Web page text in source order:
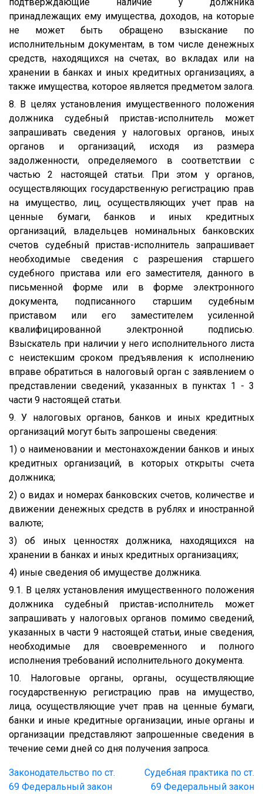
принадлежащих ему имущества, доходов, на которые
не может быть обращено взыскание по
исполнительным документам, в том числе денежных
средств, находящихся на счетах, во вкладах или на
хранении в банках и иных кредитных организациях, а
также имущества, которое является предметом залога.
8. В целях установления имущественного положения
должника судебный пристав-исполнитель может
запрашивать сведения у налоговых органов, иных
органов и организаций, исходя из размера
задолженности, определяемого в соответствии с
частью 2 настоящей статьи. При этом у органов,
осуществляющих государственную регистрацию прав
на имущество, лиц, осуществляющих учет прав на
ценные бумаги, банков и иных кредитных
организаций, владельцев номинальных банковских
счетов судебный пристав-исполнитель запрашивает
необходимые сведения с разрешения старшего
судебного пристава или его заместителя, данного в
письменной форме или в форме электронного
документа, подписанного старшим судебным
приставом или его заместителем усиленной
квалифицированной электронной подписью.
Взыскатель при наличии у него исполнительного листа
с неистекшим сроком предъявления к исполнению
вправе обратиться в налоговый орган с заявлением о
представлении сведений, указанных в пунктах 1 - 3
части 9 настоящей статьи.
9. У налоговых органов, банков и иных кредитных
организаций могут быть запрошены сведения:
1) о наименовании и местонахождении банков и иных
кредитных организаций, в которых открыты счета
должника;
2) о видах и номерах банковских счетов, количестве и
движении денежных средств в рублях и иностранной
валюте;
3) об иных ценностях должника, находящихся на
хранении в банках и иных кредитных организациях;
4) иные сведения об имуществе должника.
9.1. В целях установления имущественного положения
должника судебный пристав-исполнитель может
запрашивать у налоговых органов помимо сведений,
указанных в части 9 настоящей статьи, иные сведения,
необходимые для своевременного и полного
исполнения требований исполнительного документа.
10. Налоговые органы, органы, осуществляющие
государственную регистрацию прав на имущество,
лица, осуществляющие учет прав на ценные бумаги,
банки и иные кредитные организации, иные органы и
организации представляют запрошенные сведения в
течение семи дней со дня получения запроса.
Законодательство по ст.
69 Федеральный закон
Судебная практика по ст.
69 Федеральный закон